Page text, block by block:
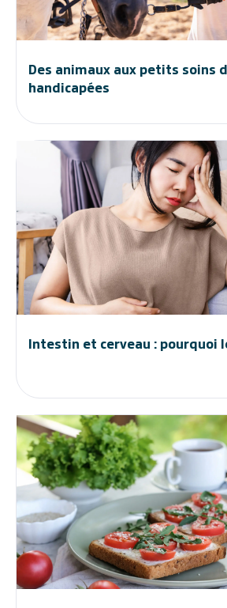
Des animaux aux petits soins
handicapées
Intestin et cerveau : pourquoi